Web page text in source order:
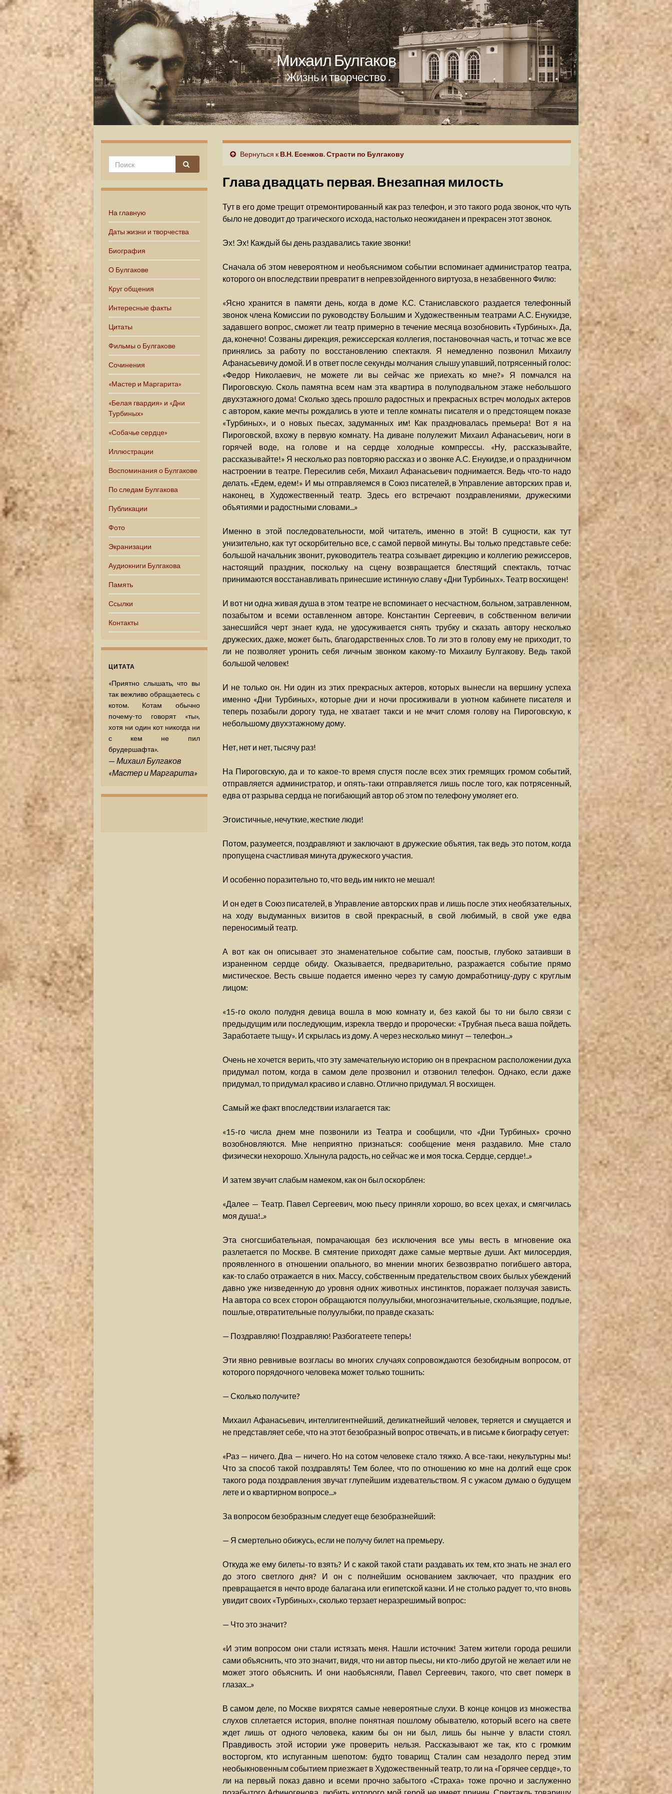
Михаил Булгаков
Жизнь и творчество
На главную
Даты жизни и творчества
Биография
О Булгакове
Круг общения
Интересные факты
Цитаты
Фильмы о Булгакове
Сочинения
«Мастер и Маргарита»
«Белая гвардия» и «Дни
Турбиных»
«Собачье сердце»
Иллюстрации
Воспоминания о Булгакове
По следам Булгакова
Публикации
Фото
Экранизации
Аудиокниги Булгакова
Память
Ссылки
Контакты
ЦИТАТА
«Приятно слышать, что вы
так вежливо обращаетесь с
котом. Котам обычно
почему-то говорят «ты»,
хотя ни один кот никогда ни
с кем не пил
брудершафта».
— Михаил Булгаков
«Мастер и Маргарита»
Вернуться к В.Н. Есенков. Страсти по Булгакову
Глава двадцать первая. Внезапная милость
Тут в его доме трещит отремонтированный как раз телефон, и это такого рода звонок, что чуть
было не доводит до трагического исхода, настолько неожиданен и прекрасен этот звонок.
Эх! Эх! Каждый бы день раздавались такие звонки!
Сначала об этом невероятном и необъяснимом событии вспоминает администратор театра,
которого он впоследствии превратит в непревзойденного виртуоза, в незабвенного Филю:
«Ясно хранится в памяти день, когда в доме К.С. Станиславского раздается телефонный
звонок члена Комиссии по руководству Большим и Художественным театрами А.С. Енукидзе,
задавшего вопрос, сможет ли театр примерно в течение месяца возобновить «Турбиных». Да,
да, конечно! Созваны дирекция, режиссерская коллегия, постановочная часть, и тотчас же все
принялись за работу по восстановлению спектакля. Я немедленно позвонил Михаилу
Афанасьевичу домой. И в ответ после секунды молчания слышу упавший, потрясенный голос:
«Федор Николаевич, не можете ли вы сейчас же приехать ко мне?» Я помчался на
Пироговскую. Сколь памятна всем нам эта квартира в полуподвальном этаже небольшого
двухэтажного дома! Сколько здесь прошло радостных и прекрасных встреч молодых актеров
с автором, какие мечты рождались в уюте и тепле комнаты писателя и о предстоящем показе
«Турбиных», и о новых пьесах, задуманных им! Как праздновалась премьера! Вот я на
Пироговской, вхожу в первую комнату. На диване полулежит Михаил Афанасьевич, ноги в
горячей воде, на голове и на сердце холодные компрессы. «Ну, рассказывайте,
рассказывайте!» Я несколько раз повторяю рассказ и о звонке А.С. Енукидзе, и о праздничном
настроении в театре. Пересилив себя, Михаил Афанасьевич поднимается. Ведь что-то надо
делать. «Едем, едем!» И мы отправляемся в Союз писателей, в Управление авторских прав и,
наконец, в Художественный театр. Здесь его встречают поздравлениями, дружескими
объятиями и радостными словами...»
Именно в этой последовательности, мой читатель, именно в этой! В сущности, как тут
унизительно, как тут оскорбительно все, с самой первой минуты. Вы только представьте себе:
большой начальник звонит, руководитель театра созывает дирекцию и коллегию режиссеров,
настоящий праздник, поскольку на сцену возвращается блестящий спектакль, тотчас
принимаются восстанавливать принесшие истинную славу «Дни Турбиных». Театр восхищен!
И вот ни одна живая душа в этом театре не вспоминает о несчастном, больном, затравленном,
позабытом и всеми оставленном авторе. Константин Сергеевич, в собственном величии
занесшийся черт знает куда, не удосуживается снять трубку и сказать автору несколько
дружеских, даже, может быть, благодарственных слов. То ли это в голову ему не приходит, то
ли не позволяет уронить себя личным звонком какому-то Михаилу Булгакову. Ведь такой
большой человек!
И не только он. Ни один из этих прекрасных актеров, которых вынесли на вершину успеха
именно «Дни Турбиных», которые дни и ночи просиживали в уютном кабинете писателя и
теперь позабыли дорогу туда, не хватает такси и не мчит сломя голову на Пироговскую, к
небольшому двухэтажному дому.
Нет, нет и нет, тысячу раз!
На Пироговскую, да и то какое-то время спустя после всех этих гремящих громом событий,
отправляется администратор, и опять-таки отправляется лишь после того, как потрясенный,
едва от разрыва сердца не погибающий автор об этом по телефону умоляет его.
Эгоистичные, нечуткие, жесткие люди!
Потом, разумеется, поздравляют и заключают в дружеские объятия, так ведь это потом, когда
пропущена счастливая минута дружеского участия.
И особенно поразительно то, что ведь им никто не мешал!
И он едет в Союз писателей, в Управление авторских прав и лишь после этих необязательных,
на ходу выдуманных визитов в свой прекрасный, в свой любимый, в свой уже едва
переносимый театр.
А вот как он описывает это знаменательное событие сам, поостыв, глубоко затаивши в
израненном сердце обиду. Оказывается, предварительно, разражается событие прямо
мистическое. Весть свыше подается именно через ту самую домработницу-дуру с круглым
лицом:
«15-го около полудня девица вошла в мою комнату и, без какой бы то ни было связи с
предыдущим или последующим, изрекла твердо и пророчески: «Трубная пьеса ваша пойдеть.
Заработаете тыщу». И скрылась из дому. А через несколько минут — телефон...»
Очень не хочется верить, что эту замечательную историю он в прекрасном расположении духа
придумал потом, когда в самом деле прозвонил и отзвонил телефон. Однако, если даже
придумал, то придумал красиво и славно. Отлично придумал. Я восхищен.
Самый же факт впоследствии излагается так:
«15-го числа днем мне позвонили из Театра и сообщили, что «Дни Турбиных» срочно
возобновляются. Мне неприятно признаться: сообщение меня раздавило. Мне стало
физически нехорошо. Хлынула радость, но сейчас же и моя тоска. Сердце, сердце!..»
И затем звучит слабым намеком, как он был оскорблен:
«Далее — Театр. Павел Сергеевич, мою пьесу приняли хорошо, во всех цехах, и смягчилась
моя душа!..»
Эта сногсшибательная, помрачающая без исключения все умы весть в мгновение ока
разлетается по Москве. В смятение приходят даже самые мертвые души. Акт милосердия,
проявленного в отношении опального, во мнении многих безвозвратно погибшего автора,
как-то слабо отражается в них. Массу, собственным предательством своих былых убеждений
давно уже низведенную до уровня одних животных инстинктов, поражает ползучая зависть.
На автора со всех сторон обращаются полуулыбки, многозначительные, скользящие, подлые,
пошлые, отвратительные полуулыбки, по правде сказать:
— Поздравляю! Поздравляю! Разбогатеете теперь!
Эти явно ревнивые возгласы во многих случаях сопровождаются безобидным вопросом, от
которого порядочного человека может только тошнить:
— Сколько получите?
Михаил Афанасьевич, интеллигентнейший, деликатнейший человек, теряется и смущается и
не представляет себе, что на этот безобразный вопрос отвечать, и в письме к биографу сетует:
«Раз — ничего. Два — ничего. Но на сотом человеке стало тяжко. А все-таки, некультурны мы!
Что за способ такой поздравлять! Тем более, что по отношению ко мне на долгий еще срок
такого рода поздравления звучат глупейшим издевательством. Я с ужасом думаю о будущем
лете и о квартирном вопросе...»
За вопросом безобразным следует еще безобразнейший:
— Я смертельно обижусь, если не получу билет на премьеру.
Откуда же ему билеты-то взять? И с какой такой стати раздавать их тем, кто знать не знал его
до этого светлого дня? И он с полнейшим основанием заключает, что праздник его
превращается в нечто вроде балагана или египетской казни. И не столько радует то, что вновь
увидит своих «Турбиных», сколько терзает неразрешимый вопрос:
— Что это значит?
«И этим вопросом они стали истязать меня. Нашли источник! Затем жители города решили
сами объяснить, что это значит, видя, что ни автор пьесы, ни кто-либо другой не желает или не
может этого объяснить. И они наобъясняли, Павел Сергеевич, такого, что свет померк в
глазах...»
В самом деле, по Москве вихрятся самые невероятные слухи. В конце концов из множества
слухов сплетается история, вполне понятная пошлому обывателю, который всего на свете
ждет лишь от одного человека, каким бы он ни был, лишь бы нынче у власти стоял.
Правдивость этой истории уже проверить нельзя. Рассказывают же так, кто с громким
восторгом, кто испуганным шепотом: будто товарищ Сталин сам незадолго перед этим
необыкновенным событием приезжает в Художественный театр, то ли на «Горячее сердце», то
ли на первый показ давно и всеми прочно забытого «Страха» тоже прочно и заслуженно